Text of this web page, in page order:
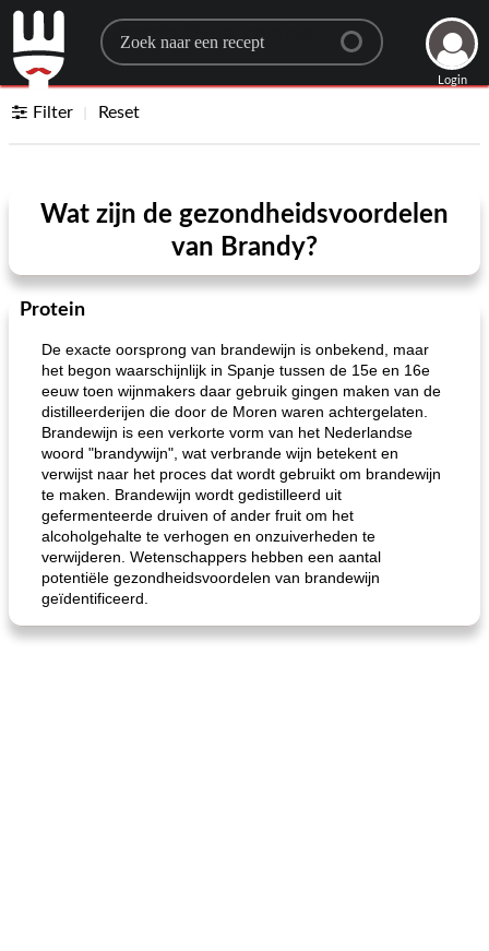
Search for a recipe
Login
Filter Reset
Wat zijn de gezondheidsvoordelen
van Brandy?
Protein
De exacte oorsprong van brandewijn is onbekend, maar
het begon waarschijnlijk in Spanje tussen de 15e en 16e
eeuw toen wijnmakers daar gebruik gingen maken van de
distilleerderijen die door de Moren waren achtergelaten.
Brandewijn is een verkorte vorm van het Nederlandse
woord "brandywijn", wat verbrande wijn betekent en
verwijst naar het proces dat wordt gebruikt om brandewijn
te maken. Brandewijn wordt gedistilleerd uit
gefermenteerde druiven of ander fruit om het
alcoholgehalte te verhogen en onzuiverheden te
verwijderen. Wetenschappers hebben een aantal
potentiële gezondheidsvoordelen van brandewijn
geïdentificeerd.